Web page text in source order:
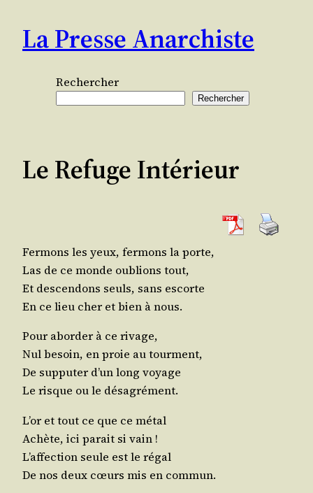
contenu
La Presse Anarchiste
Rechercher
Rechercher
Le Refuge Intérieur
Fer­mons les yeux, fer­mons la porte,
Las de ce monde oublions tout,
Et des­cen­dons seuls, sans escorte
En ce lieu cher et bien à nous.
Pour abor­der à ce rivage,
Nul besoin, en proie au tourment,
De sup­pu­ter d’un long voyage
Le risque ou le désagrément.
L’or et tout ce que ce métal
Achète, ici parait si vain !
L’affection seule est le régal
De nos deux cœurs mis en commun.